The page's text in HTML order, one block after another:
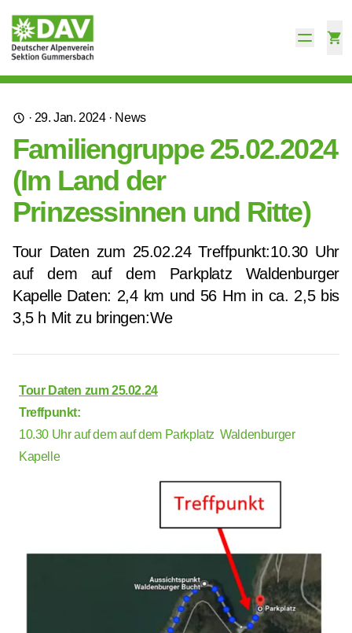
· 29. Jan. 2024· News
Familiengruppe 25.02.2024
(Im Land der
Prinzessinnen und Ritte)
Tour Daten zum 25.02.24 Treffpunkt:10.30 Uhr
auf dem auf dem Parkplatz Waldenburger
Kapelle Daten: 2,4 km und 56 Hm in ca. 2,5 bis
3,5 h Mit zu bringen:We
Tour Daten zum 25.02.24
Treffpunkt:
10.30 Uhr auf dem auf dem Parkplatz Waldenburger
Kapelle